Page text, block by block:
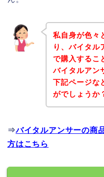
私自身が色々
り、バイタル
で購入するこ
バイタルアン
下記ページな
がでしょうか
⇒バイタルアンサーの商
方はこちら